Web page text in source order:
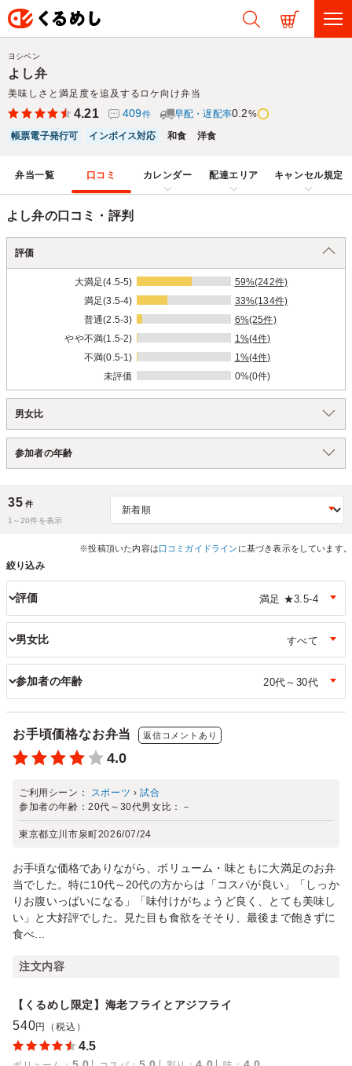
よし弁
美味しさと満足度を追及するロケ向け弁当
ヨシベン
4.21 409件 早配・遅配率0.2%
帳票電子発行可
インボイス対応 和食 洋食
弁当一覧 口コミ カレンダー 配達エリア キャンセル規定
よし弁の口コミ・評判
評価
大満足(4.5-5)
59%(242件)
満足(3.5-4)
33%(134件)
普通(2.5-3)
6%(25件)
やや不満(1.5-2)
1%(4件)
不満(0.5-1)
1%(4件)
未評価
0%(0件)
男女比
参加者の年齢
35 件
1～20件を表示
※投稿頂いた内容は口コミガイドライン に基づき表示をしています。
絞り込み
評価
男女比
参加者の年齢
お手頃価格なお弁当 返信コメントあり
4.0
ご利用シーン： スポーツ ›試合
参加者の年齢：20代～30代男女比： －
東京都立川市泉町2026/07/24
お手頃な価格でありながら、ボリューム・味ともに大満足のお弁
当でした。特に10代～20代の方からは「コスパが良い」「しっか
りお腹いっぱいになる」「味付けがちょうど良く、とても美味し
い」と大好評でした。見た目も食欲をそそり、最後まで飽きずに
食べ...
注文内容
【くるめし限定】海老フライとアジフライ
540円（税込）
4.5